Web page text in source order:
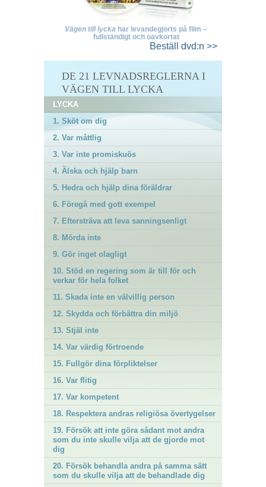
Vägen till lycka har levandegjorts på film –
fullständigt och oavkortat
Beställ dvd:n >>
DE 21 LEVNADSREGLERNA I
VÄGEN TILL LYCKA
LYCKA
1. Sköt om dig
2. Var måttlig
3. Var inte promiskuös
4. Älska och hjälp barn
5. Hedra och hjälp dina föräldrar
6. Föregå med gott exempel
7. Eftersträva att leva sanningsenligt
8. Mörda inte
9. Gör inget olagligt
10. Stöd en regering som är till för och
verkar för hela folket
11. Skada inte en välvillig person
12. Skydda och förbättra din miljö
13. Stjäl inte
14. Var värdig förtroende
15. Fullgör dina förpliktelser
16. Var flitig
17. Var kompetent
18. Respektera andras religiösa övertygelser
19. Försök att inte göra sådant mot andra
som du inte skulle vilja att de gjorde mot
dig
20. Försök behandla andra på samma sätt
som du skulle vilja att de behandlade dig